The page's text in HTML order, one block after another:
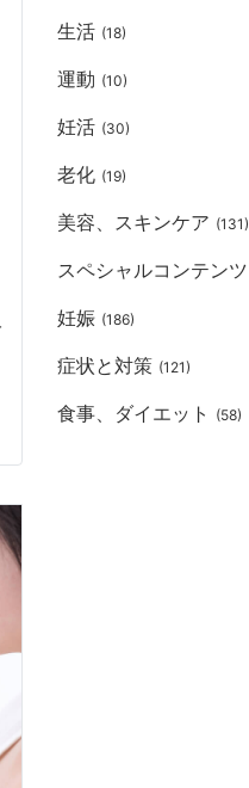
生活 (18)
運動 (10)
妊活 (30)
老化 (19)
美容、スキンケア (131)
スペシャルコンテンツ
妊娠 (186)
症状と対策 (121)
食事、ダイエット (58)